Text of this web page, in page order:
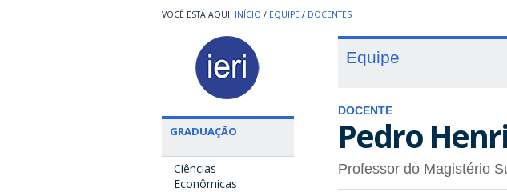
INÍCIO / EQUIPE / DOCENTES
GRADUAÇÃO
Ciências
Econômicas
Equipe
DOCENTE
Pedro
Professor do Magistério